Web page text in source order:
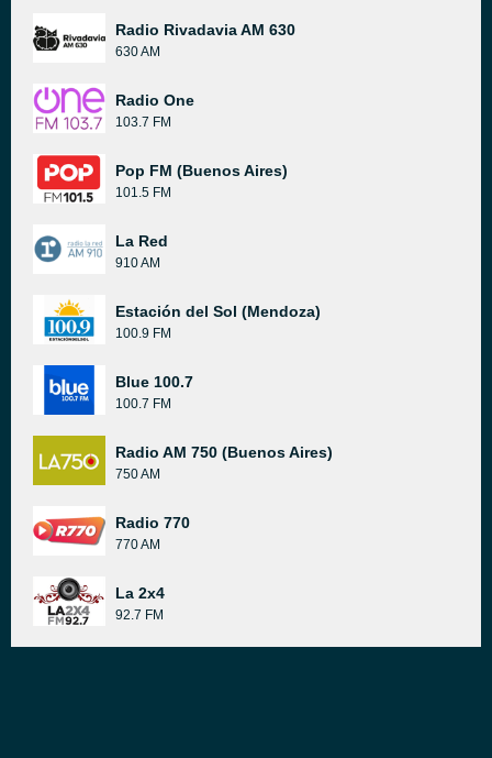
Radio Rivadavia AM 630
630 AM
Radio One
103.7 FM
Pop FM (Buenos Aires)
101.5 FM
La Red
910 AM
Estación del Sol (Mendoza)
100.9 FM
Blue 100.7
100.7 FM
Radio AM 750 (Buenos Aires)
750 AM
Radio 770
770 AM
La 2x4
92.7 FM